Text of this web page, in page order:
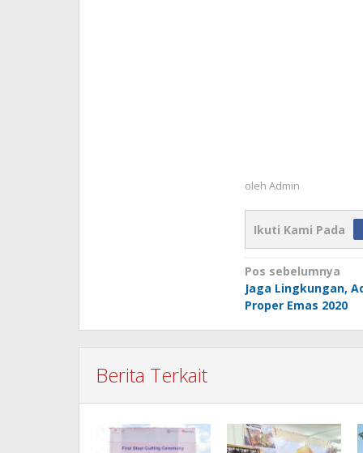
oleh Admin
Ikuti Kami Pada
Navigasi
pos
Pos sebelumnya
Jaga Lingkungan,
Proper Emas 2020
Berita Terkait